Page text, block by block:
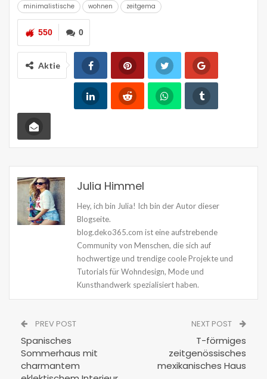
minimalistische
wohnen zeitgema
0
550
Aktie
Julia Himmel
Hey, ich bin Julia! Ich bin der Autor dieser
Blogseite.
blog.deko365.com ist eine aufstrebende
Community von Menschen, die sich auf
hochwertige und trendige coole Projekte und
Tutorials für Wohndesign, Mode und
Kunsthandwerk spezialisiert haben.
PREV POST
Spanisches
Sommerhaus mit
charmantem
NEXT POST
T-förmiges
zeitgenössisches
mexikanisches Haus